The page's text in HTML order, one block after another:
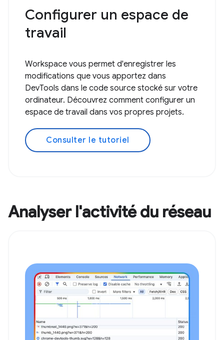
Configurer un espace de
travail
Workspace vous permet d'enregistrer les
modifications que vous apportez dans
DevTools dans le code source stocké sur votre
ordinateur. Découvrez comment configurer un
espace de travail dans vos propres projets.
Consulter le tutoriel
Analyser l'activité du réseau